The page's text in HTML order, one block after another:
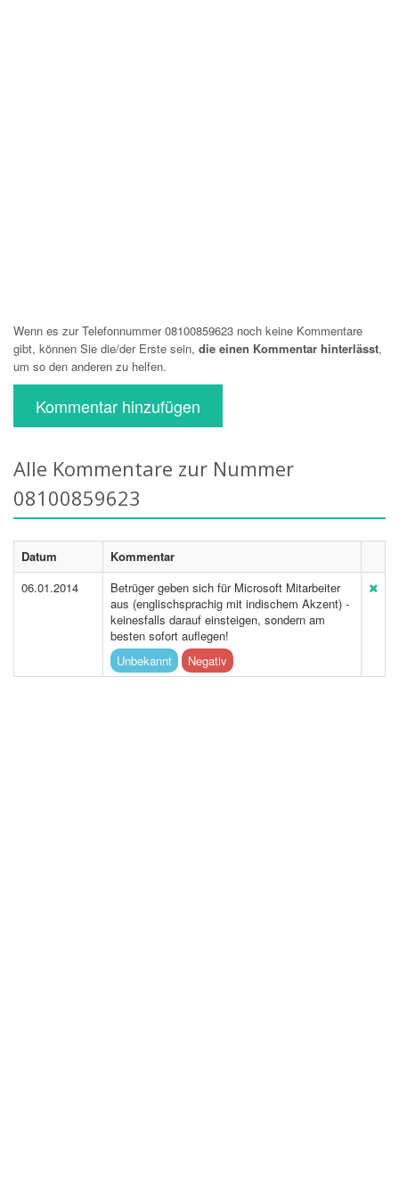
Wenn es zur Telefonnummer 08100859623 noch keine Kommentare
gibt, können Sie die/der Erste sein, die einen Kommentar hinterlässt,
um so den anderen zu helfen.
Kommentar hinzufügen
Alle Kommentare zur Nummer
08100859623
Datum
Kommentar
06.01.2014
Betrüger geben sich für Microsoft Mitarbeiter
aus (englischsprachig mit indischem Akzent) -
keinesfalls darauf einsteigen, sondern am
besten sofort auflegen!
Unbekannt
Negativ